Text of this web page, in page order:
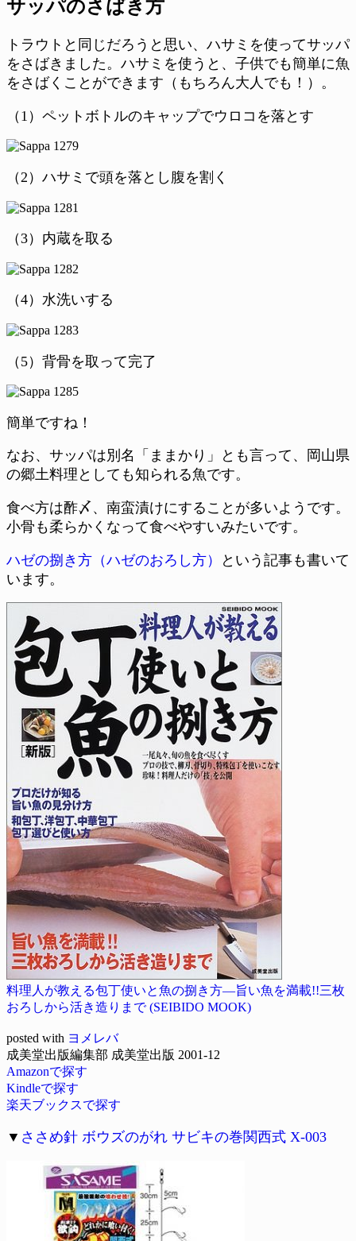
サッパのさばき方
トラウトと同じだろうと思い、ハサミを使ってサッパ
をさばきました。ハサミを使うと、子供でも簡単に魚
をさばくことができます（もちろん大人でも！）。
（1）ペットボトルのキャップでウロコを落とす
（2）ハサミで頭を落とし腹を割く
（3）内蔵を取る
（4）水洗いする
（5）背骨を取って完了
簡単ですね！
なお、サッパは別名「ままかり」とも言って、岡山県
の郷土料理としても知られる魚です。
食べ方は酢〆、南蛮漬けにすることが多いようです。
小骨も柔らかくなって食べやすいみたいです。
ハゼの捌き方（ハゼのおろし方）
という記事も書いて
います。
料理人が教える包丁使いと魚の捌き方―旨い魚を満載!!三枚
おろしから活き造りまで (SEIBIDO MOOK)
posted with ヨメレバ
成美堂出版編集部 成美堂出版 2001-12
Amazonで探す
Kindleで探す
楽天ブックスで探す
▼ ささめ針 ボウズのがれ サビキの巻関西式 X-003